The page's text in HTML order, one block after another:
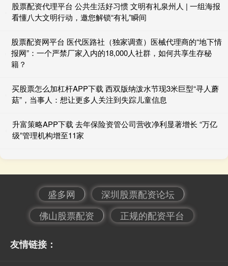
股票配资代理平台 公共生活好习惯 文明有礼泉州人 | 一组海报
看懂八大文明行动，邀您解锁“有礼”瞬间
股票配资网平台 医代医路社（独家调查）医械代理商的“地下情
报网”：一个严禁厂家入内的18,000人社群，如何共享生存秘
籍？
买股票怎么加杠杆APP下载 西双版纳泼水节现3米巨型“寻人蘑
菇”，当事人：想让更多人关注到失踪儿童信息
升富策略APP下载 去年保险资管公司营收净利显著增长 “万亿
级”管理机构增至11家
盛多网
深圳股票配资论坛
佛山股票配资
正规的配资平台
友情链接：